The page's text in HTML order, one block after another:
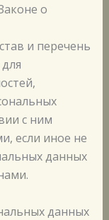
о
и перечень
с ним
если иное не
данных
данных